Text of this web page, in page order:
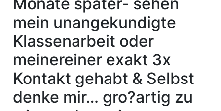
mein unangekundigte
Klassenarbeit oder
meinereiner exakt 3x
Kontakt gehabt & Selbst
denke mir… gro?artig zu